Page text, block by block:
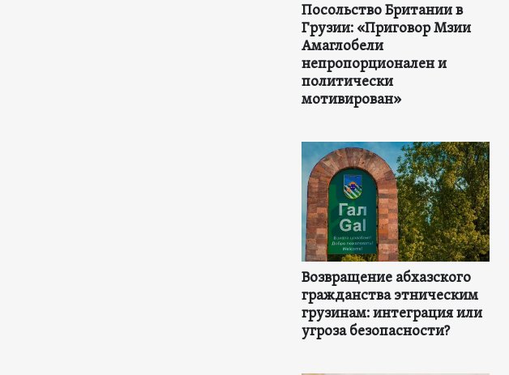
Посольство Британии в
Грузии: «Приговор Мзии
Амаглобели
непропорционален и
политически
мотивирован»
Возвращение абхазского
гражданства этническим
грузинам: интеграция или
угроза безопасности?